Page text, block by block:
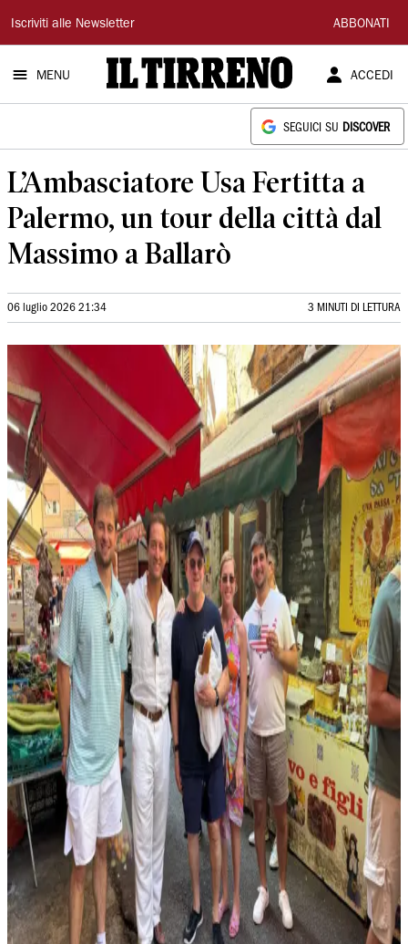
Il
Tirreno
Iscriviti alle Newsletter ABBONATI
MENU ACCEDI
SEGUICI SU DISCOVER
L’Ambasciatore Usa Fertitta a
Palermo, un tour della città dal
Massimo a Ballarò
06 luglio 2026 21:34 3 MINUTI DI LETTURA